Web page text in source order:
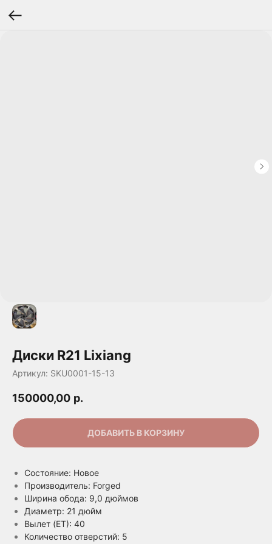
Диски R21 Lixiang
Артикул: SKU0001-15-13
150000,00 р.
ДОБАВИТЬ В КОРЗИНУ
Состояние: Новое
Производитель: Forged
Ширина обода: 9,0 дюймов
Диаметр: 21 дюйм
Вылет (ET): 40
Количество отверстий: 5